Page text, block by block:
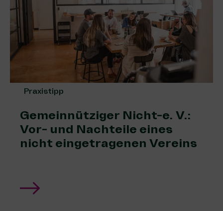
Praxistipp
Gemeinnütziger Nicht-e. V.:
Vor- und Nachteile eines
nicht eingetragenen Vereins